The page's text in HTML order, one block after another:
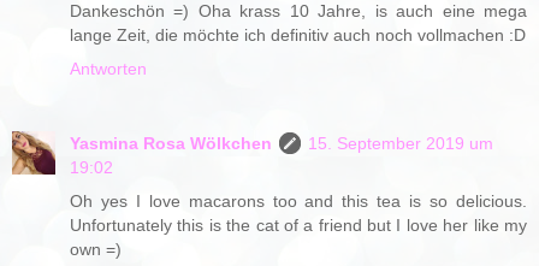
Dankeschön =) Oha krass 10 Jahre, is auch eine mega
lange Zeit, die möchte ich definitiv auch noch vollmachen :D
Antworten
Yasmina Rosa Wölkchen
15. September 2019 um
19:02
Oh yes I love macarons too and this tea is so delicious.
Unfortunately this is the cat of a friend but I love her like my
own =)